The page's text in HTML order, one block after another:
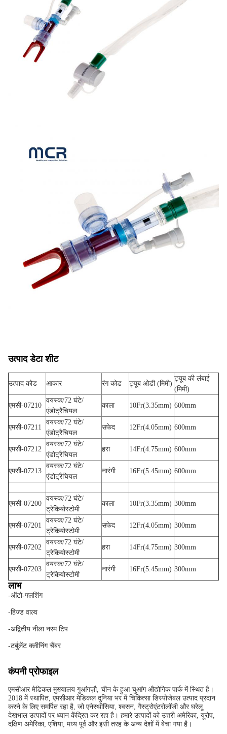
उत्पाद डेटा शीट
उत्पाद कोड आकार रंग कोड ट्यूब ओडी (मिमी)
ट्यूब की लंबाई
(मिमी)
एमसी-07210
वयस्क/72 घंटे/
एंडोट्रैचियल
काला 10Fr(3.35mm) 600mm
एमसी-07211
वयस्क/72 घंटे/
एंडोट्रैचियल
सफेद 12Fr(4.05mm) 600mm
एमसी-07212
वयस्क/72 घंटे/
एंडोट्रैचियल
हरा 14Fr(4.75mm) 600mm
एमसी-07213
वयस्क/72 घंटे/
एंडोट्रैचियल
नारंगी 16Fr(5.45mm) 600mm
एमसी-07200
वयस्क/72 घंटे/
ट्रेकियोस्टोमी
काला 10Fr(3.35mm) 300mm
एमसी-07201
वयस्क/72 घंटे/
ट्रेकियोस्टोमी
सफेद 12Fr(4.05mm) 300mm
एमसी-07202
वयस्क/72 घंटे/
ट्रेकियोस्टोमी
हरा 14Fr(4.75mm) 300mm
एमसी-07203
वयस्क/72 घंटे/
ट्रेकियोस्टोमी
नारंगी 16Fr(5.45mm) 300mm
लाभ
-ऑटो-फ्लशिंग
-हिंज्ड वाल्व
-अद्वितीय नीला नरम टिप
-टर्बुलेंट क्लीनिंग चैंबर
कंपनी प्रोफाइल
एमसीआर मेडिकल मुख्यालय गुआंगज़ौ, चीन के हुआ चुआंग औद्योगिक पार्क में स्थित है।
2018 में स्थापित, एमसीआर मेडिकल दुनिया भर में चिकित्सा डिस्पोजेबल उत्पाद प्रदान
करने के लिए समर्पित रहा है, जो एनेस्थीसिया, श्वसन, गैस्ट्रोएंटरोलॉजी और घरेलू
देखभाल उत्पादों पर ध्यान केंद्रित कर रहा है। हमारे उत्पादों को उत्तरी अमेरिका, यूरोप,
दक्षिण अमेरिका, एशिया, मध्य पूर्व और इसी तरह के अन्य देशों में बेचा गया है।